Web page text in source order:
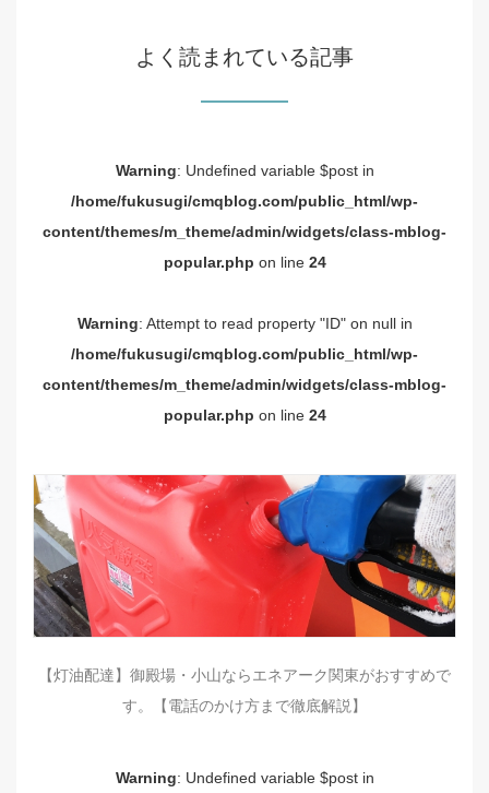
よく読まれている記事
Warning: Undefined variable $post in
/home/fukusugi/cmqblog.com/public_html/wp-
content/themes/m_theme/admin/widgets/class-mblog-
popular.php on line 24
Warning: Attempt to read property "ID" on null in
/home/fukusugi/cmqblog.com/public_html/wp-
content/themes/m_theme/admin/widgets/class-mblog-
popular.php on line 24
【灯油配達】御殿場・小山ならエネアーク関東がおすすめで
す。【電話のかけ方まで徹底解説】
Warning: Undefined variable $post in